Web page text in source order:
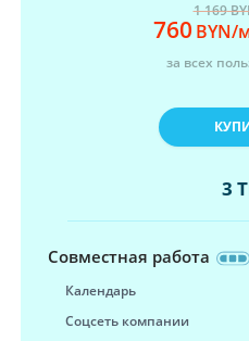
1 169
760 BYN/
за всех
3
Совместная работа
Календарь
Соцсеть компании